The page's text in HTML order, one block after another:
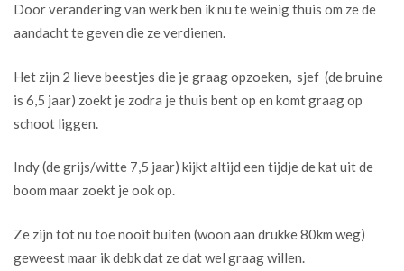
Door verandering van werk ben ik nu te weinig thuis om ze de
aandacht te geven die ze verdienen.
Het zijn 2 lieve beestjes die je graag opzoeken, sjef (de bruine
is 6,5 jaar) zoekt je zodra je thuis bent op en komt graag op
schoot liggen.
Indy (de grijs/witte 7,5 jaar) kijkt altijd een tijdje de kat uit de
boom maar zoekt je ook op.
Ze zijn tot nu toe nooit buiten (woon aan drukke 80km weg)
geweest maar ik debk dat ze dat wel graag willen.